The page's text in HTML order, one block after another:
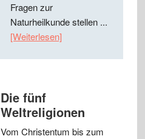
Fragen zur
Naturheilkunde stellen ...
[Weiterlesen]
Die fünf
Weltreligionen
Vom Christentum bis zum